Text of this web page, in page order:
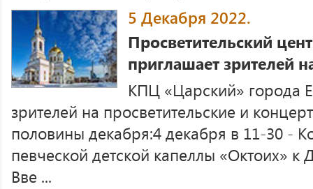
5 Декабря 2022.
Просветительский
приглашает зрителей
КПЦ «Царский» города
зрителей на просветительские и
половины декабря:4 декабря в 11-30 -
певческой детской капеллы «Октоих»
Вве ...